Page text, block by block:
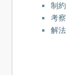
制約
考察
解法